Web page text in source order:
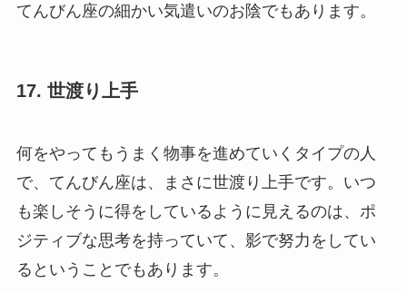
てんびん座の細かい気遣いのお陰でもあります。
17. 世渡り上手
何をやってもうまく物事を進めていくタイプの人
で、てんびん座は、まさに世渡り上手です。いつ
も楽しそうに得をしているように見えるのは、ポ
ジティブな思考を持っていて、影で努力をしてい
るということでもあります。